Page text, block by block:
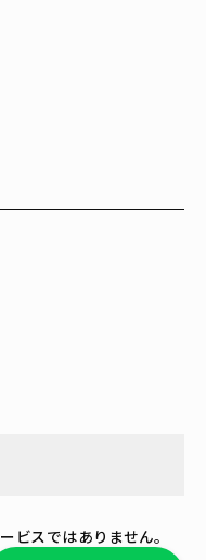
スではありません。